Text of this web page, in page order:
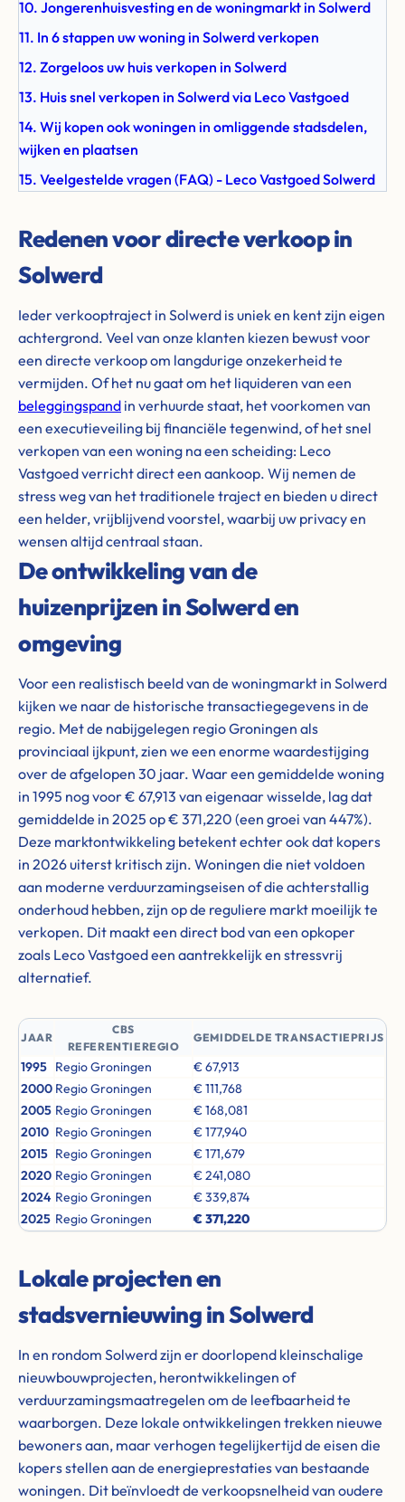
10. Jongerenhuisvesting en de woningmarkt in Solwerd
11. In 6 stappen uw woning in Solwerd verkopen
12. Zorgeloos uw huis verkopen in Solwerd
13. Huis snel verkopen in Solwerd via Leco Vastgoed
14. Wij kopen ook woningen in omliggende stadsdelen,
wijken en plaatsen
15. Veelgestelde vragen (FAQ) - Leco Vastgoed Solwerd
Redenen voor directe verkoop in
Solwerd
Ieder verkooptraject in Solwerd is uniek en kent zijn eigen
achtergrond. Veel van onze klanten kiezen bewust voor
een directe verkoop om langdurige onzekerheid te
vermijden. Of het nu gaat om het liquideren van een
beleggingspand in verhuurde staat, het voorkomen van
een executieveiling bij financiële tegenwind, of het snel
verkopen van een woning na een scheiding: Leco
Vastgoed verricht direct een aankoop. Wij nemen de
stress weg van het traditionele traject en bieden u direct
een helder, vrijblijvend voorstel, waarbij uw privacy en
wensen altijd centraal staan.
De ontwikkeling van de
huizenprijzen in Solwerd en
omgeving
Voor een realistisch beeld van de woningmarkt in Solwerd
kijken we naar de historische transactiegegevens in de
regio. Met de nabijgelegen regio Groningen als
provinciaal ijkpunt, zien we een enorme waardestijging
over de afgelopen 30 jaar. Waar een gemiddelde woning
in 1995 nog voor € 67,913 van eigenaar wisselde, lag dat
gemiddelde in 2025 op € 371,220 (een groei van 447%).
Deze marktontwikkeling betekent echter ook dat kopers
in 2026 uiterst kritisch zijn. Woningen die niet voldoen
aan moderne verduurzamingseisen of die achterstallig
onderhoud hebben, zijn op de reguliere markt moeilijk te
verkopen. Dit maakt een direct bod van een opkoper
zoals Leco Vastgoed een aantrekkelijk en stressvrij
alternatief.
JAAR
CBS
REFERENTIEREGIO
GEMIDDELDE TRANSACTIEPRIJS
1995 Regio Groningen
€ 67,913
2000 Regio Groningen
€ 111,768
2005 Regio Groningen
€ 168,081
2010 Regio Groningen
€ 177,940
2015 Regio Groningen
€ 171,679
2020 Regio Groningen
€ 241,080
2024 Regio Groningen
€ 339,874
2025 Regio Groningen € 371,220
Lokale projecten en
stadsvernieuwing in Solwerd
In en rondom Solwerd zijn er doorlopend kleinschalige
nieuwbouwprojecten, herontwikkelingen of
verduurzamingsmaatregelen om de leefbaarheid te
waarborgen. Deze lokale ontwikkelingen trekken nieuwe
bewoners aan, maar verhogen tegelijkertijd de eisen die
kopers stellen aan de energieprestaties van bestaande
woningen. Dit beïnvloedt de verkoopsnelheid van oudere